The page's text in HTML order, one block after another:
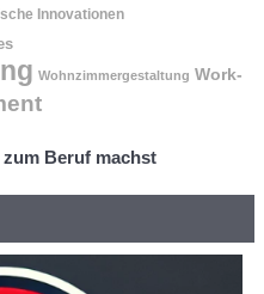
Innovationen
Wohnzimmergestaltung Work-
Beruf machst